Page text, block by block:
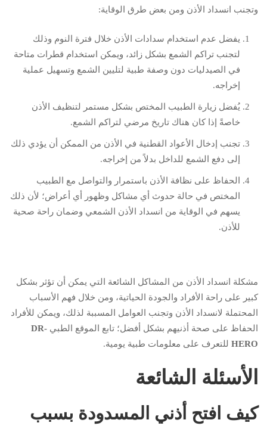
وتجنب انسداد الأذن ومن بعض طرق الوقاية:
يفضل عدم استخدام سدادات الأذن خلال فترة النوم وذلك
لتجنب تراكم الشمع بشكل زائد، ويمكن استخدام قطرات متاحة
في الصيدليات دون وصفة طبية لتليين الشمع وتسهيل عملية
إخراجه.
يُفضل زيارة الطبيب المختص بشكل مستمر لتنظيف الأذن
خاصةً إذا كان هناك تاريخ مرضي لتراكم الشمع.
تجنب إدخال الأعواد القطنية في الأذن من الممكن أن يؤدي ذلك
إلى دفع الشمع للداخل بدلاً من إخراجه.
الحفاظ على نظافة الأذن باستمرار والتواصل مع الطبيب
المختص في حالة حدوث أي مشاكل وظهور أي أعراض؛ لأن ذلك
يسهم في الوقاية من انسداد الأذن الشمعي وضمان راحة صحية
للأذن.
مشكلة انسداد الأذن من المشاكل الشائعة التي يمكن أن تؤثر بشكل
كبير على راحة الأفراد والجودة الحياتية، ومن خلال فهم الأسباب
المحتملة لانسداد الأذن وتجنب العوامل المسببة لذلك، ويمكن للأفراد
الحفاظ على صحة أذنيهم بشكل أفضل؛ تابع الموقع الطبي DR-
HERO للتعرف على معلومات طبية يومية.
الأسئلة الشائعة
كيف افتح أذني المسدودة بسبب